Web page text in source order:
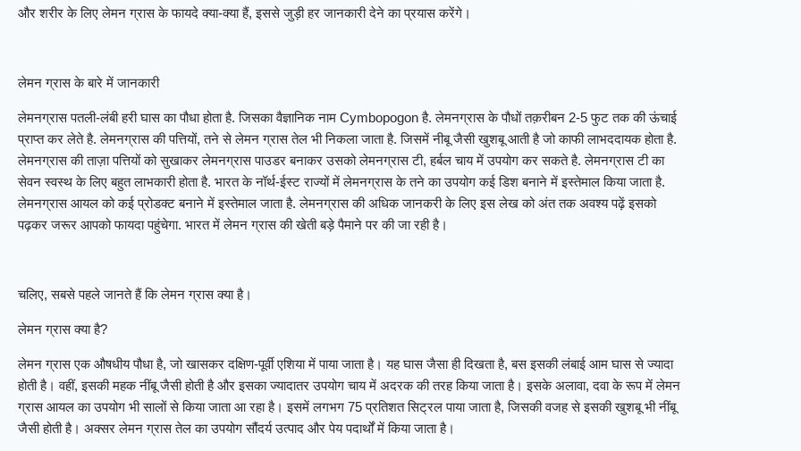
और शरीर के लिए लेमन ग्रास के फायदे क्या-क्या हैं, इससे जुड़ी हर जानकारी देने का प्रयास करेंगे।
लेमन ग्रास के बारे में जानकारी
लेमनग्रास पतली-लंबी हरी घास का पौधा होता है. जिसका वैज्ञानिक नाम Cymbopogon है. लेमनग्रास के पौधों तक़रीबन 2-5 फुट तक की ऊंचाई
प्राप्त कर लेते है. लेमनग्रास की पत्तियों, तने से लेमन ग्रास तेल भी निकला जाता है. जिसमें नीबू जैसी खुशबू आती है जो काफी लाभददायक होता है.
लेमनग्रास की ताज़ा पत्तियों को सुखाकर लेमनग्रास पाउडर बनाकर उसको लेमनग्रास टी, हर्बल चाय में उपयोग कर सकते है. लेमनग्रास टी का
सेवन स्वस्थ के लिए बहुत लाभकारी होता है. भारत के नॉर्थ-ईस्ट राज्यों में लेमनग्रास के तने का उपयोग कई डिश बनाने में इस्तेमाल किया जाता है.
लेमनग्रास आयल को कई प्रोडक्ट बनाने में इस्तेमाल जाता है. लेमनग्रास की अधिक जानकरी के लिए इस लेख को अंत तक अवश्य पढ़ें इसको
पढ़कर जरूर आपको फायदा पहुंचेगा. भारत में लेमन ग्रास की खेती बड़े पैमाने पर की जा रही है।
चलिए, सबसे पहले जानते हैं कि लेमन ग्रास क्या है।
लेमन ग्रास क्या है?
लेमन ग्रास एक औषधीय पौधा है, जो खासकर दक्षिण-पूर्वी एशिया में पाया जाता है। यह घास जैसा ही दिखता है, बस इसकी लंबाई आम घास से ज्यादा
होती है। वहीं, इसकी महक नींबू जैसी होती है और इसका ज्यादातर उपयोग चाय में अदरक की तरह किया जाता है। इसके अलावा, दवा के रूप में लेमन
ग्रास आयल का उपयोग भी सालों से किया जाता आ रहा है। इसमें लगभग 75 प्रतिशत सिट्रल पाया जाता है, जिसकी वजह से इसकी खुशबू भी नींबू
जैसी होती है। अक्सर लेमन ग्रास तेल का उपयोग सौंदर्य उत्पाद और पेय पदार्थों में किया जाता है।